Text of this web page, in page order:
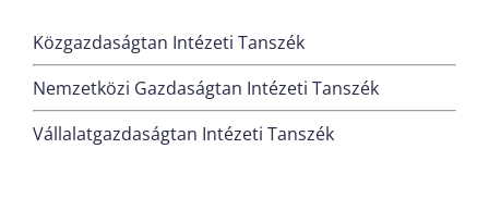
Közgazdaságtan Intézeti Tanszék
Nemzetközi Gazdaságtan Intézeti Tanszék
Vállalatgazdaságtan Intézeti Tanszék